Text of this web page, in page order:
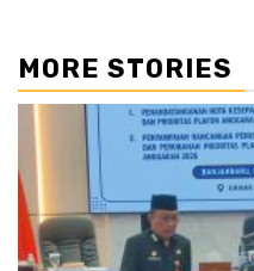
MORE STORIES